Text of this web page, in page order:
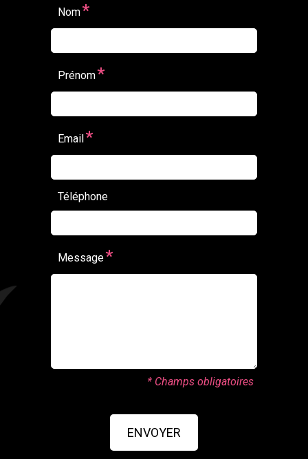
Nom*
Prénom*
Email *
Téléphone
Message*
* Champs obligatoires
ENVOYER